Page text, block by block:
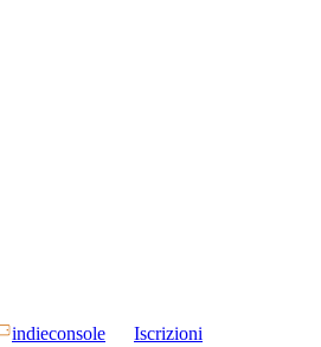
indieconsole Iscrizioni